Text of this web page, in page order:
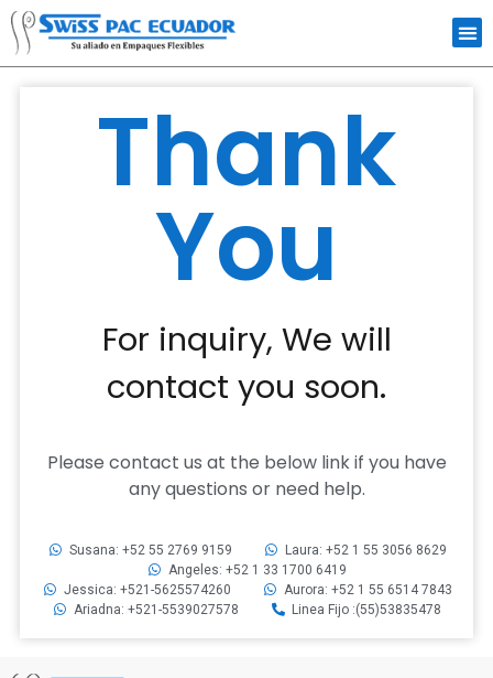
Thank
You
For inquiry, We will
contact you soon.
Please contact us at the below link if you have
any questions or need help.
Susana: +52 55 2769 9159
Laura: +52 1 55 3056 8629
Angeles: +52 1 33 1700 6419
Jessica: +521-5625574260
Aurora: +52 1 55 6514 7843
Ariadna: +521-5539027578
Linea Fijo :(55)53835478